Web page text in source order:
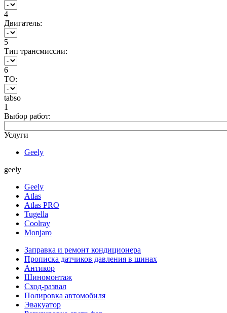
4
Двигатель:
5
Тип трансмиссии:
6
ТО:
tabso
1
Выбор работ:
Услуги
Geely
geely
Geely
Atlas
Atlas PRO
Tugella
Coolray
Monjaro
Заправка и ремонт кондиционера
Прописка датчиков давления в шинах
Антикор
Шиномонтаж
Сход-развал
Полировка автомобиля
Эвакуатор